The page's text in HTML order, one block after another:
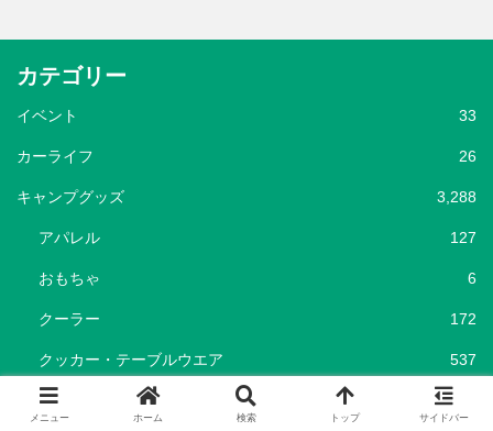
カテゴリー
イベント 33
カーライフ 26
キャンプグッズ 3,288
アパレル 127
おもちゃ 6
クーラー 172
クッカー・テーブルウエア 537
グリル
メニュー ホーム 検索 トップ サイドバー